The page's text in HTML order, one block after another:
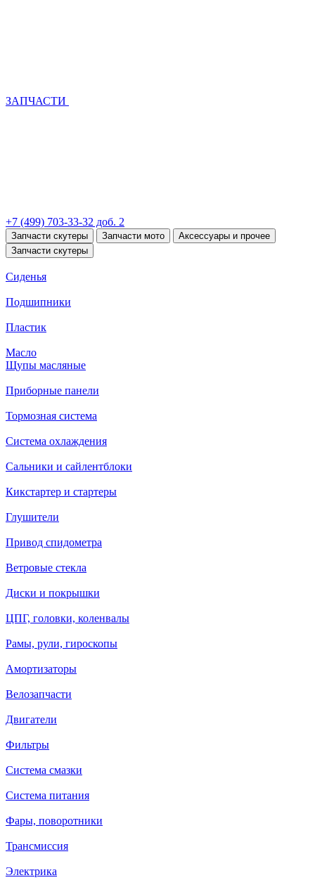
ЗАПЧАСТИ
+7 (499) 703-33-32 доб. 2
Запчасти скутеры Запчасти мото
Аксессуары и прочее
Запчасти скутеры
Сиденья
Подшипники
Пластик
Масло
Щупы масляные
Приборные панели
Тормозная система
Система охлаждения
Сальники и сайлентблоки
Кикстартер и стартеры
Глушители
Привод спидометра
Ветровые стекла
Диски и покрышки
ЦПГ, головки, коленвалы
Рамы, рули, гироскопы
Амортизаторы
Велозапчасти
Двигатели
Фильтры
Система смазки
Система питания
Фары, поворотники
Трансмиссия
Электрика